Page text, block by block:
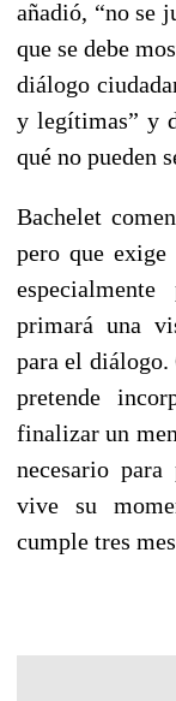
añadió, “no se
que se debe
diálogo
y legítimas” y
qué no pueden
Bachelet
pero que exige
primará una
para el diálogo.
pretende
finalizar un
necesario
vive su
cumple tres